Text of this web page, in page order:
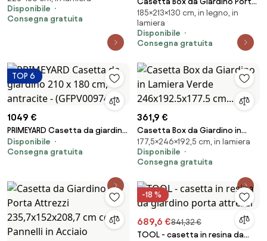
(GFPV00910)
Disponibile
Consegna gratuita
Utensili 213x130x185 cm con
Porte Scorrevoli in Acciaio
Bianco...
185×213×130 cm, in legno, in
lamiera
Disponibile
Consegna gratuita
TOP 6
1049 €
PRIMEYARD Casetta da giardino
210 x 180 cm, antracite -
(GFPV00974)
Disponibile
Consegna gratuita
361,9 €
Casetta Box da Giardino in
Lamiera Verde 246x192.5x177.5
cm...
177,5×246×192,5 cm, in lamiera
Disponibile
Consegna gratuita
-18 %
689,6 €841,32 €
TOOL - casetta in resina da